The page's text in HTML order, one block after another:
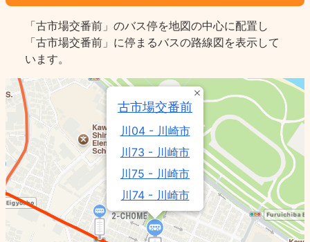
「古市場交番前」のバス停を地図の中心に配置し
「古市場交番前」に停まるバスの路線図を表示して
います。
古市場交番前
川04 - 川崎市
川73 - 川崎市
川75 - 川崎市
川74 - 川崎市